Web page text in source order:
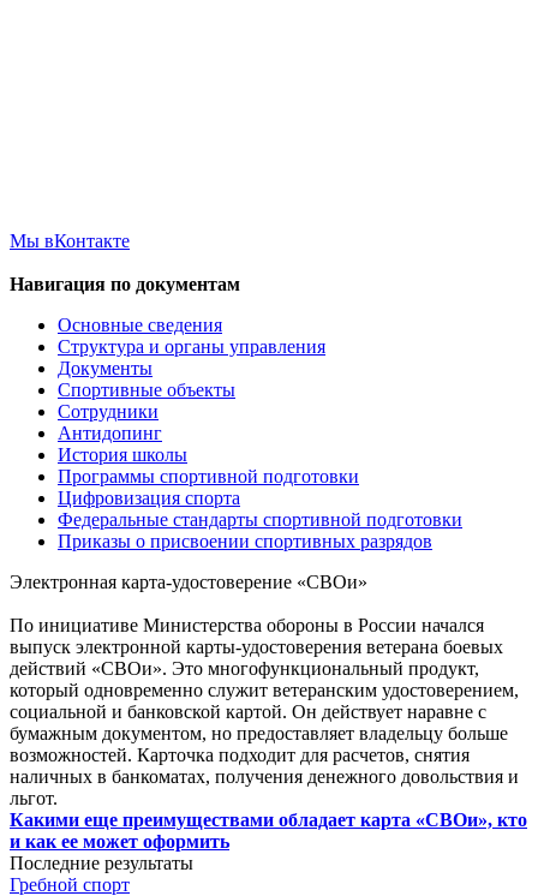
Мы вКонтакте
Навигация по документам
Основные сведения
Структура и органы управления
Документы
Спортивные объекты
Сотрудники
Антидопинг
История школы
Программы спортивной подготовки
Цифровизация спорта
Федеральные стандарты спортивной подготовки
Приказы о присвоении спортивных разрядов
Электронная карта-удостоверение «СВОи»
По инициативе Министерства обороны в России начался
выпуск электронной карты-удостоверения ветерана боевых
действий «СВОи». Это многофункциональный продукт,
который одновременно служит ветеранским удостоверением,
социальной и банковской картой. Он действует наравне с
бумажным документом, но предоставляет владельцу больше
возможностей. Карточка подходит для расчетов, снятия
наличных в банкоматах, получения денежного довольствия и
льгот.
Какими еще преимуществами обладает карта «СВОи», кто
и как ее может оформить
Последние результаты
Гребной спорт